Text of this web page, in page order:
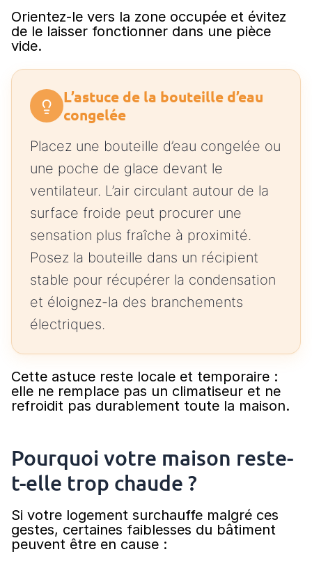
Orientez-le vers la zone occupée et évitez
de le laisser fonctionner dans une pièce
vide.
L’astuce de la bouteille d’eau
congelée
Placez une bouteille d’eau congelée ou
une poche de glace devant le
ventilateur. L’air circulant autour de la
surface froide peut procurer une
sensation plus fraîche à proximité.
Posez la bouteille dans un récipient
stable pour récupérer la condensation
et éloignez-la des branchements
électriques.
Cette astuce reste locale et temporaire :
elle ne remplace pas un climatiseur et ne
refroidit pas durablement toute la maison.
Pourquoi votre maison reste-
t-elle trop chaude ?
Si votre logement surchauffe malgré ces
gestes, certaines faiblesses du bâtiment
peuvent être en cause :